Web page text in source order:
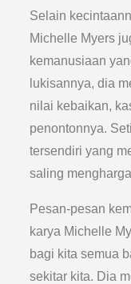
Selain
Michelle Myers
kemanusiaan
lukisannya, dia
nilai kebaikan,
penontonnya.
tersendiri yang
saling
Pesan-pesan
karya Michelle
bagi kita semua
sekitar kita. Dia